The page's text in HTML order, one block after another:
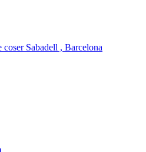
coser Sabadell , Barcelona